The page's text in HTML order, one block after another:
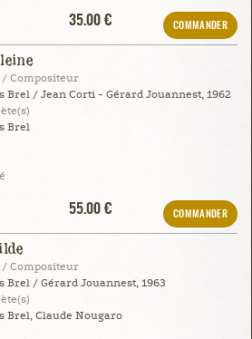
35.00 €
COMMANDER
Compositeur
Brel / Jean Corti - Gérard Jouannest, 1962
Brel
55.00 €
COMMANDER
Compositeur
Brel / Gérard Jouannest, 1963
Brel, Claude Nougaro